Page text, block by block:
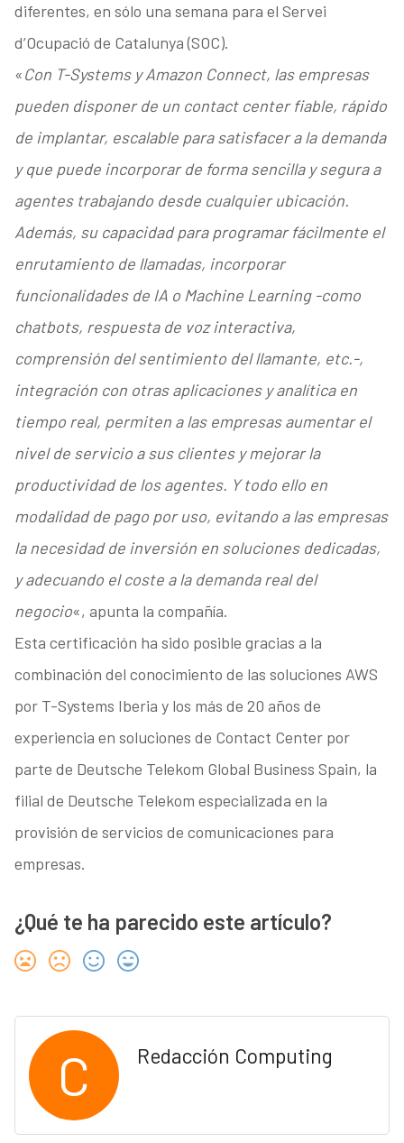
diferentes, en sólo una semana para el Servei
d’Ocupació de Catalunya (SOC).
«Con T-Systems y Amazon Connect, las empresas
pueden disponer de un contact center fiable, rápido
de implantar, escalable para satisfacer a la demanda
y que puede incorporar de forma sencilla y segura a
agentes trabajando desde cualquier ubicación.
Además, su capacidad para programar fácilmente el
enrutamiento de llamadas, incorporar
funcionalidades de IA o Machine Learning -como
chatbots, respuesta de voz interactiva,
comprensión del sentimiento del llamante, etc.-,
integración con otras aplicaciones y analítica en
tiempo real, permiten a las empresas aumentar el
nivel de servicio a sus clientes y mejorar la
productividad de los agentes. Y todo ello en
modalidad de pago por uso, evitando a las empresas
la necesidad de inversión en soluciones dedicadas,
y adecuando el coste a la demanda real del
negocio«, apunta la compañía.
Esta certificación ha sido posible gracias a la
combinación del conocimiento de las soluciones AWS
por T-Systems Iberia y los más de 20 años de
experiencia en soluciones de Contact Center por
parte de Deutsche Telekom Global Business Spain, la
filial de Deutsche Telekom especializada en la
provisión de servicios de comunicaciones para
empresas.
¿Qué te ha parecido este artículo?
C Redacción Computing